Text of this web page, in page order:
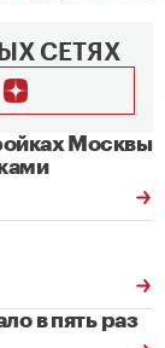
СЕТЯХ
Москвы
в пять раз